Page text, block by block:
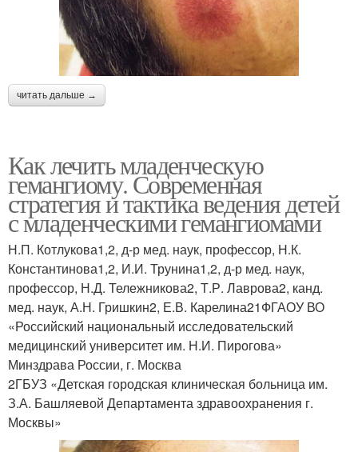
читать дальше →
Как лечить младенческую
гемангиому. Современная
стратегия и тактика ведения детей
с младенческими гемангиомами
Н.П. Котлукова1,2, д-р мед. наук, профессор, Н.К.
Константинова1,2, И.И. Трунина1,2, д-р мед. наук,
профессор, Н.Д. Тележникова2, Т.Р. Лаврова2, канд.
мед. наук, А.Н. Гришкин2, Е.В. Карелина21ФГАОУ ВО
«Российский национальный исследовательский
медицинский университет им. Н.И. Пирогова»
Минздрава России, г. Москва
2ГБУЗ «Детская городская клиническая больница им.
З.А. Башляевой Департамента здравоохранения г.
Москвы»